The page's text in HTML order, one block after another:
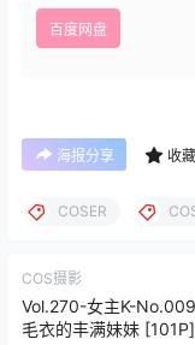
百度网盘
海报分享 收藏
COSER
COS摄影
Vol.270-女主K-
毛衣的丰满妹妹 [101P]